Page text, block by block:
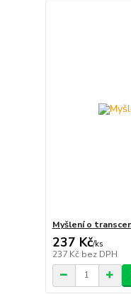
Myšlení o
237 Kč/ks
237 Kč bez DPH